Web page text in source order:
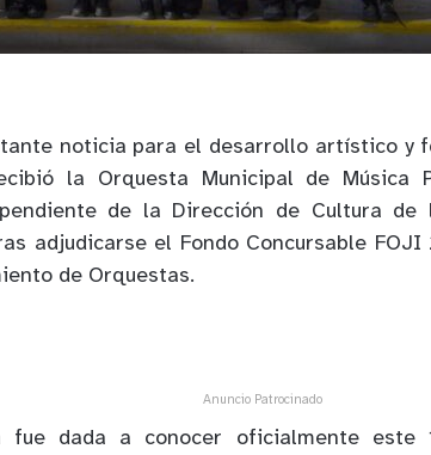
noticia para el desarrollo artístico y
la Orquesta Municipal de Música
de la Dirección de Cultura de
adjudicarse el Fondo Concursable
de Orquestas.
Anuncio Patrocinado
fue dada a conocer oficialmente este